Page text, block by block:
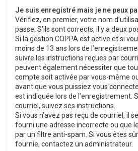
Je suis enregistré mais je ne peux
Vérifiez, en premier, votre nom
passe. S’ils sont corrects, il y a deux
Si la gestion COPPA est active et si
moins de 13 ans lors de
suivre les instructions reçues par
peuvent également nécessiter que
compte soit activée par vous-même
avant que vous puissiez vous
est indiquée lors de l’enregistrement.
courriel, suivez ses instructions.
Si vous n’avez pas reçu de courriel, il
fourni une adresse incorrecte ou que
par un filtre anti-spam. Si vous êtes
fournie, contactez un administrateur.